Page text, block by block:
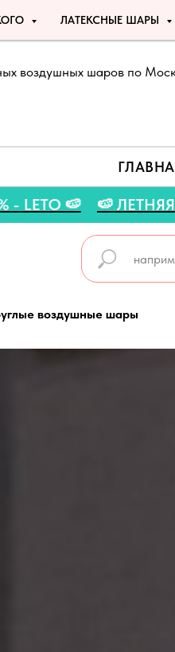
ЛАТЕКСНЫЕ ШАРЫ
воздушных шаров по
5% - LETO
воздушные шары